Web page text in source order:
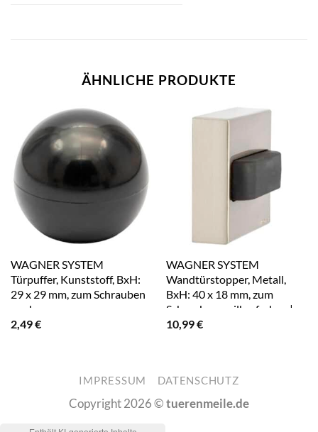
ÄHNLICHE PRODUKTE
WAGNER SYSTEM
Türpuffer, Kunststoff, BxH:
29 x 29 mm, zum Schrauben
– schwarz
2,49€
WAGNER SYSTEM
Wandtürstopper, Metall,
BxH: 40 x 18 mm, zum
Schrauben – silberfarben |
schwarz
10,99€
IMPRESSUM DATENSCHUTZ
Copyright 2026 ©tuerenmeile.de